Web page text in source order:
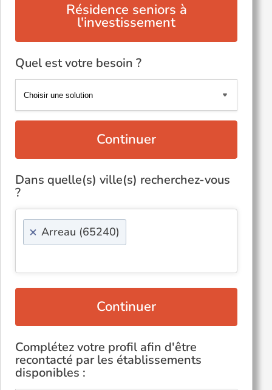
Résidence seniors à
l'investissement
Quel est votre besoin ?
Continuer
Dans quelle(s) ville(s) recherchez-vous
?
× Arreau (65240)
Continuer
Complétez votre profil afin d'être
recontacté par les établissements
disponibles :